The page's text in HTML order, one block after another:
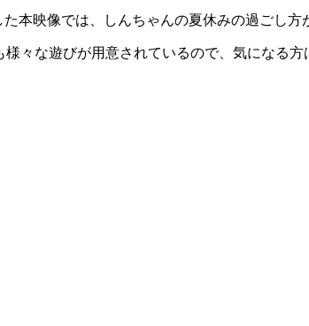
本映像では、しんちゃんの夏休みの過ごし方
々な遊びが用意されているので、気になる方